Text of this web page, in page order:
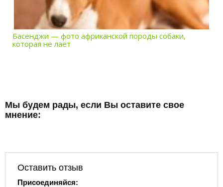
Басенджи — фото африканской породы собаки,
которая не лает
Мы будем рады, если Вы оставите свое
мнение:
Оставить отзыв
Присоединяйся: